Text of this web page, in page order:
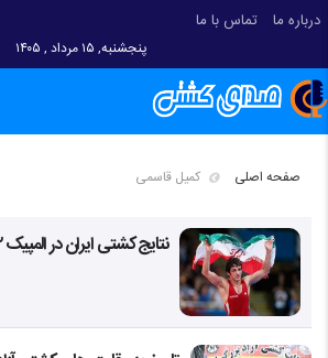
درباره ما تماس با ما
پنجشنبه, ۱۵ مرداد , ۱۴۰۵
صفحه اصلی کمیل قاسمی
نتایج کشتی ایران در المپیک ۲۰۱۲ لندن